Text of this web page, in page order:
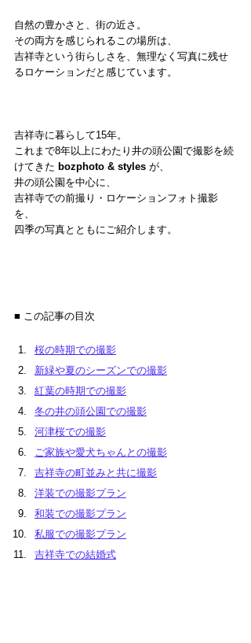
自然の豊かさと、街の近さ。
その両方を感じられるこの場所は、
吉祥寺という街らしさを、無理なく写真に残せ
るロケーションだと感じています。
吉祥寺に暮らして15年。
これまで8年以上にわたり井の頭公園で撮影を続
けてきた bozphoto & styles が、
井の頭公園を中心に、
吉祥寺での前撮り・ロケーションフォト撮影
を、
四季の写真とともにご紹介します。
■ この記事の目次
桜の時期での撮影
新緑や夏のシーズンでの撮影
紅葉の時期での撮影
冬の井の頭公園での撮影
河津桜での撮影
ご家族や愛犬ちゃんとの撮影
吉祥寺の町並みと共に撮影
洋装での撮影プラン
和装での撮影プラン
私服での撮影プラン
吉祥寺での結婚式